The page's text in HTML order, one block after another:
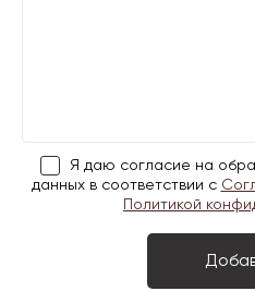
Я даю согласие на
данных в соответствии с
Политикой